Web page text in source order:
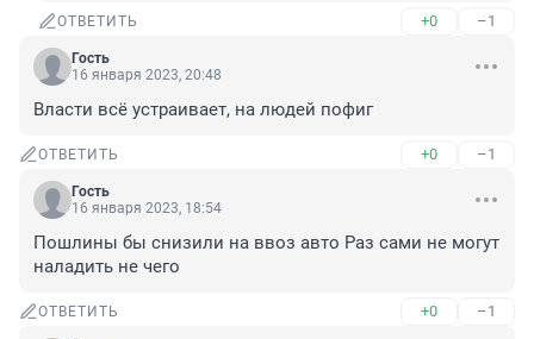
ОТВЕТИТЬ +0 –1
Гость
16 января 2023, 20:48
Власти всë устраивает, на людей пофиг
ОТВЕТИТЬ +0 –1
Гость
16 января 2023, 18:54
Пошлины бы снизили на ввоз авто Раз сами не могут
наладить не чего
ОТВЕТИТЬ +0 –1